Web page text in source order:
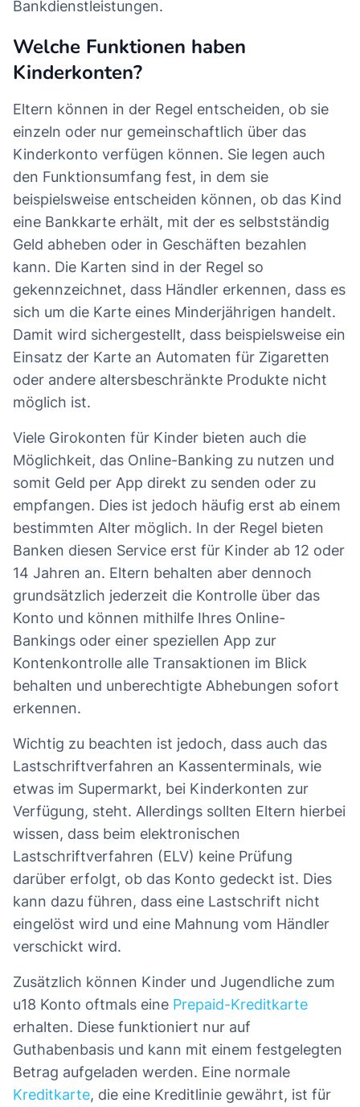
Bankdienstleistungen.
Welche Funktionen haben
Kinderkonten?
Eltern können in der Regel entscheiden, ob sie
einzeln oder nur gemeinschaftlich über das
Kinderkonto verfügen können. Sie legen auch
den Funktionsumfang fest, in dem sie
beispielsweise entscheiden können, ob das Kind
eine Bankkarte erhält, mit der es selbstständig
Geld abheben oder in Geschäften bezahlen
kann. Die Karten sind in der Regel so
gekennzeichnet, dass Händler erkennen, dass es
sich um die Karte eines Minderjährigen handelt.
Damit wird sichergestellt, dass beispielsweise ein
Einsatz der Karte an Automaten für Zigaretten
oder andere altersbeschränkte Produkte nicht
möglich ist.
Viele Girokonten für Kinder bieten auch die
Möglichkeit, das Online-Banking zu nutzen und
somit Geld per App direkt zu senden oder zu
empfangen. Dies ist jedoch häufig erst ab einem
bestimmten Alter möglich. In der Regel bieten
Banken diesen Service erst für Kinder ab 12 oder
14 Jahren an. Eltern behalten aber dennoch
grundsätzlich jederzeit die Kontrolle über das
Konto und können mithilfe Ihres Online-
Bankings oder einer speziellen App zur
Kontenkontrolle alle Transaktionen im Blick
behalten und unberechtigte Abhebungen sofort
erkennen.
Wichtig zu beachten ist jedoch, dass auch das
Lastschriftverfahren an Kassenterminals, wie
etwas im Supermarkt, bei Kinderkonten zur
Verfügung, steht. Allerdings sollten Eltern hierbei
wissen, dass beim elektronischen
Lastschriftverfahren (ELV) keine Prüfung
darüber erfolgt, ob das Konto gedeckt ist. Dies
kann dazu führen, dass eine Lastschrift nicht
eingelöst wird und eine Mahnung vom Händler
verschickt wird.
Zusätzlich können Kinder und Jugendliche zum
u18 Konto oftmals eine Prepaid-Kreditkarte
erhalten. Diese funktioniert nur auf
Guthabenbasis und kann mit einem festgelegten
Betrag aufgeladen werden. Eine normale
Kreditkarte, die eine Kreditlinie gewährt, ist für